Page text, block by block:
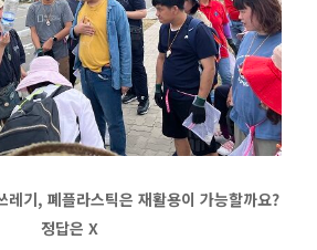
레기, 폐플라스틱은 재활용이 가능할까요?
정답은 X